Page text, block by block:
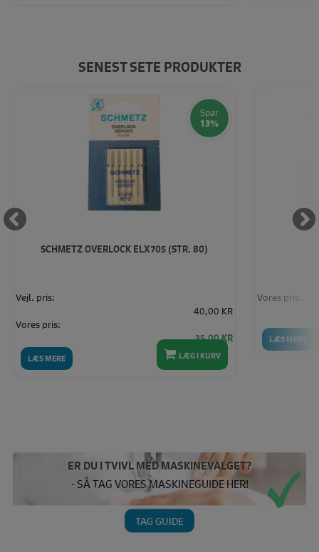
SENEST SETE PRODUKTER
Spar
13%
SCHMETZ OVERLOCK ELX705 (STR. 80)
LÆS MERE
Vejl. pris:
40,00 KR
Vores pris:
35,00 KR
LÆG I KURV
LÆS MERE
Vores pris:
ER DU I TVIVL MED MASKINEVALGET?
- SÅ TAG VORES MASKINEGUIDE HER!
TAG GUIDE